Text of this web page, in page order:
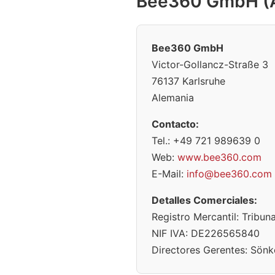
Bee360 GmbH
Victor-Gollancz-Straße 3
76137 Karlsruhe
Alemania
Contacto:
Tel.: +49 721 989639 0
Web: www.bee360.com
E-Mail: info@bee360.com
Detalles Comerciales:
Registro Mercantil:
NIF IVA: DE226565840
Directores Gerentes: